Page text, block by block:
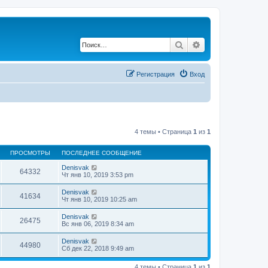
Поиск
Вход
Регистрация
4 темы • Страница 1 из 1
ПРОСМОТРЫ ПОСЛЕДНЕЕ СООБЩЕНИЕ
64332
Denisvak
Чт янв 10, 2019 3:53 pm
41634
Denisvak
Чт янв 10, 2019 10:25 am
26475
Denisvak
Вс янв 06, 2019 8:34 am
44980
Denisvak
Сб дек 22, 2018 9:49 am